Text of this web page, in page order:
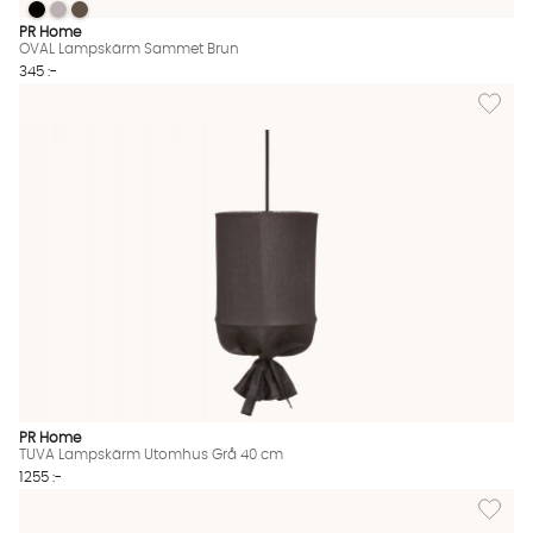
OVAL Lampskärm Sammet Brun Finns även i dessa färger:
OVAL Lampskärm Sammet Brun
OVAL Lampskärm Sammet Brun
OVAL Lampskärm Sammet Brun
PR Home
OVAL Lampskärm Sammet Brun
345 :-
Lägg
PR Home
TUVA Lampskärm Utomhus Grå 40 cm
1255 :-
Lägg